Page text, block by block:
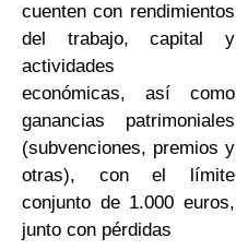
cuenten con rendimientos
del trabajo, capital y
actividades
económicas, así como
ganancias patrimoniales
(subvenciones, premios y
otras), con el límite
conjunto de 1.000 euros,
junto con pérdidas